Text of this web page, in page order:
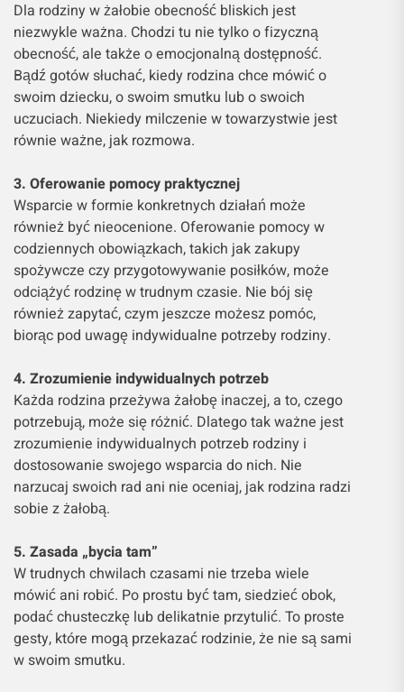
Dla rodziny w żałobie obecność bliskich jest
niezwykle ważna. Chodzi tu nie tylko o fizyczną
obecność, ale także o emocjonalną dostępność.
Bądź gotów słuchać, kiedy rodzina chce mówić o
swoim dziecku, o swoim smutku lub o swoich
uczuciach. Niekiedy milczenie w towarzystwie jest
równie ważne, jak rozmowa.
3. Oferowanie pomocy praktycznej
Wsparcie w formie konkretnych działań może
również być nieocenione. Oferowanie pomocy w
codziennych obowiązkach, takich jak zakupy
spożywcze czy przygotowywanie posiłków, może
odciążyć rodzinę w trudnym czasie. Nie bój się
również zapytać, czym jeszcze możesz pomóc,
biorąc pod uwagę indywidualne potrzeby rodziny.
4. Zrozumienie indywidualnych potrzeb
Każda rodzina przeżywa żałobę inaczej, a to, czego
potrzebują, może się różnić. Dlatego tak ważne jest
zrozumienie indywidualnych potrzeb rodziny i
dostosowanie swojego wsparcia do nich. Nie
narzucaj swoich rad ani nie oceniaj, jak rodzina radzi
sobie z żałobą.
5. Zasada „bycia tam”
W trudnych chwilach czasami nie trzeba wiele
mówić ani robić. Po prostu być tam, siedzieć obok,
podać chusteczkę lub delikatnie przytulić. To proste
gesty, które mogą przekazać rodzinie, że nie są sami
w swoim smutku.